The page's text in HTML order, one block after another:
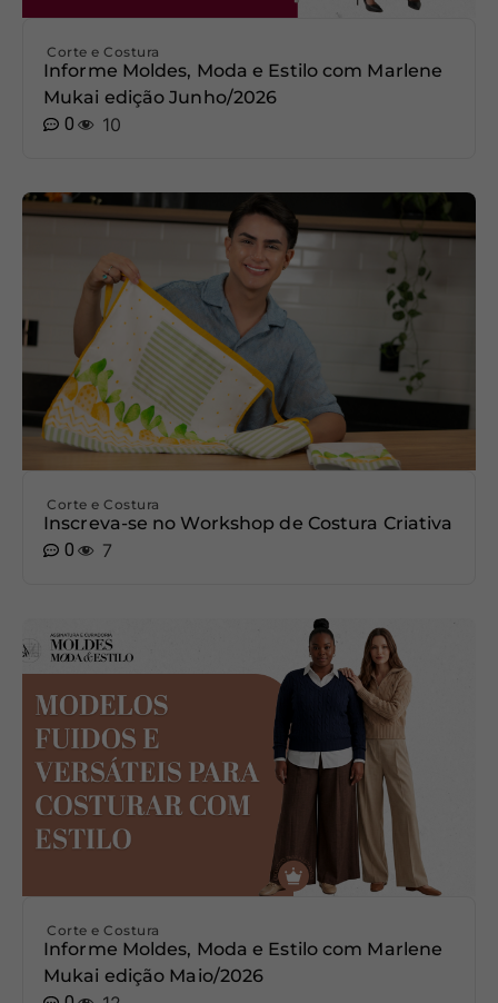
Corte e Costura
Informe Moldes, Moda e Estilo com Marlene
Mukai edição Junho/2026
0
10
Corte e Costura
Inscreva-se no Workshop de Costura Criativa
0
7
Corte e Costura
Informe Moldes, Moda e Estilo com Marlene
Mukai edição Maio/2026